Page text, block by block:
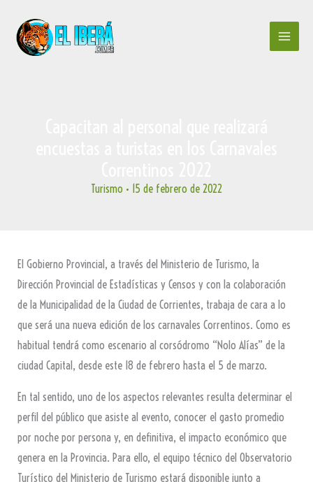
contenido
Turismo • 15 de febrero de 2022
El Gobierno Provincial, a través del Ministerio de Turismo, la
Dirección Provincial de Estadísticas y Censos y con la colaboración
de la Municipalidad de la Ciudad de Corrientes, trabaja de cara a lo
que será una nueva edición de los carnavales Correntinos. Como es
habitual tendrá como escenario al corsódromo “Nolo Alías” de la
ciudad Capital, desde este 18 de febrero hasta el 5 de marzo.
En tal sentido, uno de los aspectos relevantes resulta determinar el
perfil del público que asiste al evento, conocer el gasto promedio
por noche por persona y, en definitiva, el impacto económico que
genera en la Provincia. Para ello, el equipo técnico del Observatorio
Turístico del Ministerio de Turismo estará disponible junto a